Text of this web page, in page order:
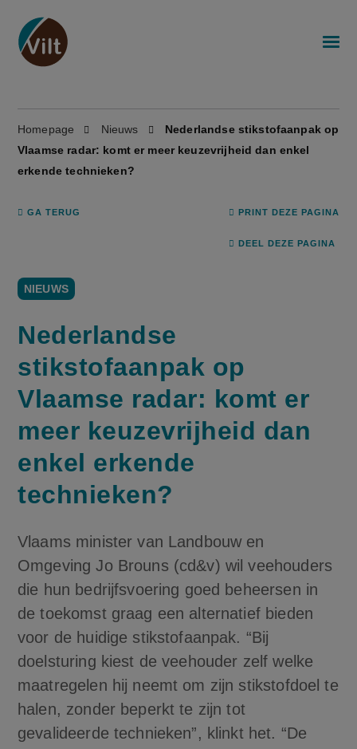
Homepage Nieuws
Nederlandse stikstofaanpak op
Vlaamse radar: komt er meer keuzevrijheid dan enkel
erkende technieken?
GA TERUG PRINT DEZE PAGINA
DEEL DEZE PAGINA
NIEUWS
Nederlandse
stikstofaanpak op
Vlaamse radar: komt er
meer keuzevrijheid dan
enkel erkende
technieken?
Vlaams minister van Landbouw en
Omgeving Jo Brouns (cd&v) wil veehouders
die hun bedrijfsvoering goed beheersen in
de toekomst graag een alternatief bieden
voor de huidige stikstofaanpak. “Bij
doelsturing kiest de veehouder zelf welke
maatregelen hij neemt om zijn stikstofdoel te
halen, zonder beperkt te zijn tot
gevalideerde technieken”, klinkt het. “De